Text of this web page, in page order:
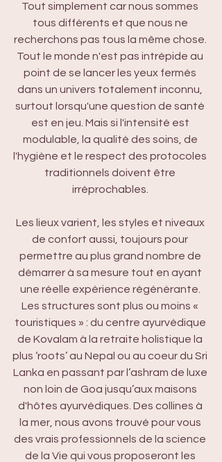
Tout simplement car nous sommes
tous différents et que nous ne
recherchons pas tous la même chose.
Tout le monde n'est pas intrépide au
point de se lancer les yeux fermés
dans un univers totalement inconnu,
surtout lorsqu'une question de santé
est en jeu. Mais si l'intensité est
modulable, la qualité des soins, de
l'hygiène et le respect des protocoles
traditionnels doivent être
irréprochables.
Les lieux varient, les styles et niveaux
de confort aussi, toujours pour
permettre au plus grand nombre de
démarrer à sa mesure tout en ayant
une réelle expérience régénérante.
Les structures sont plus ou moins «
touristiques » : du centre ayurvédique
de Kovalam à la retraite holistique la
plus ‘roots’ au Nepal ou au coeur du Sri
Lanka en passant par l’ashram de luxe
non loin de Goa jusqu’aux maisons
d'hôtes ayurvédiques. Des collines à
la mer, nous avons trouvé pour vous
des vrais professionnels de la science
de la Vie qui vous proposeront les